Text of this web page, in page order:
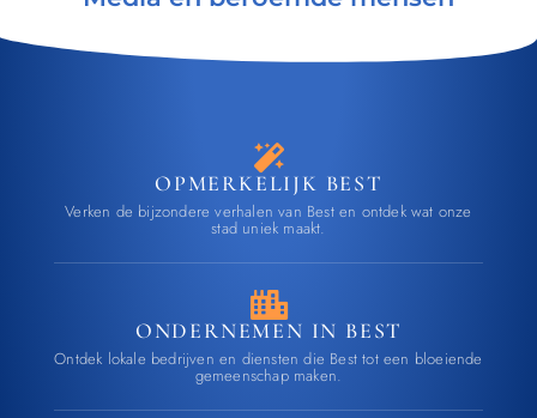
OPMERKELIJK BEST
Verken de bijzondere verhalen van Best en ontdek wat onze
stad uniek maakt.
ONDERNEMEN IN BEST
Ontdek lokale bedrijven en diensten die Best tot een bloeiende
gemeenschap maken.